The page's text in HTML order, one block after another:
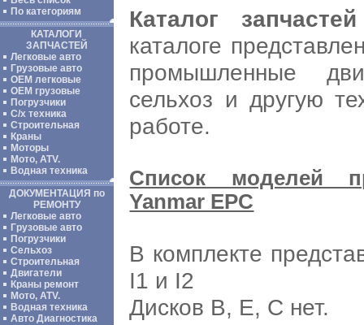
По категориям
КАТАЛОГИ
ЗАПЧАСТЕЙ
Легковые авто
Грузовые авто
ОЕМ легковые
OEM грузовые
Погрузчики
С/х техника
Строительная
Краны
Моторы
Мото, ATV.
Водная техника
ДОКУМЕНТАЦИЯ по
РЕМОНТУ
Легковые авто
Грузовые авто
Погрузчики
Сельхоз
Строительная
Двигатели
Краны ремонт
Мото, ATV.
Водная техника
Авто Диагностика
Каталог
каталоге
промышленные
сельхоз и другую
работе.
Список моделей
Yanmar EPC
В комплекте
I1 и I2
Дисков B, E, C нет.